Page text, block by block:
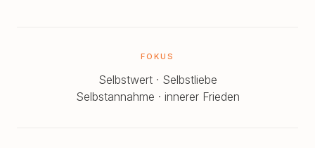
FOKUS
Selbstwert · Selbstliebe
Selbstannahme · innerer Frieden